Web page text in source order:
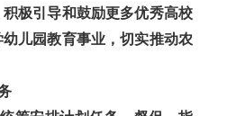
极引导和鼓励更多优秀高校
儿园教育事业，切实推动农